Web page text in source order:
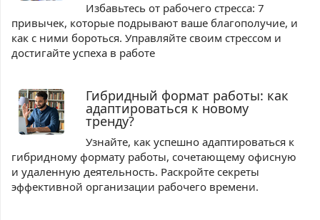
Избавьтесь от рабочего стресса: 7
привычек, которые подрывают ваше благополучие, и
как с ними бороться. Управляйте своим стрессом и
достигайте успеха в работе
Гибридный формат работы: как
адаптироваться к новому
тренду?
Узнайте, как успешно адаптироваться к
гибридному формату работы, сочетающему офисную
и удаленную деятельность. Раскройте секреты
эффективной организации рабочего времени.